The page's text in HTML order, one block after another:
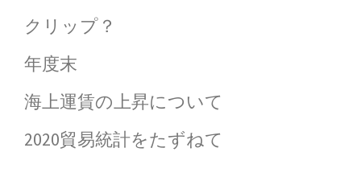
クリップ？
年度末
海上運賃の上昇について
2020貿易統計をたずねて